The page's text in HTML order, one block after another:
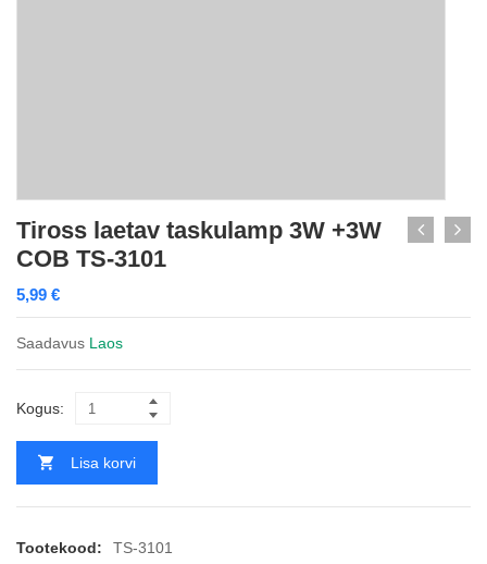
Tiross laetav taskulamp 3W +3W
COB TS-3101
5,99 €
Saadavus Laos
Kogus:
Lisa korvi
Tootekood:
TS-3101